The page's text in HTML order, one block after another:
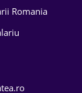
Romania